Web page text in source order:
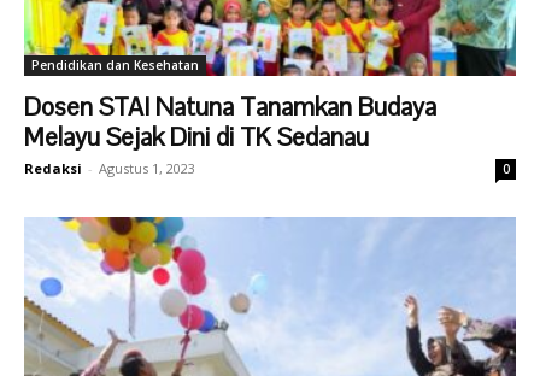
Pendidikan dan Kesehatan
Dosen STAI Natuna Tanamkan Budaya
Melayu Sejak Dini di TK Sedanau
Redaksi - Agustus 1, 2023 0